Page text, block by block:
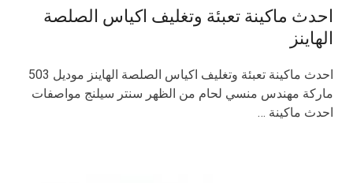
احدث ماكينة تعبئة وتغليف اكياس الصلصة
الهاينز
احدث ماكينة تعبئة وتغليف اكياس الصلصة الهاينز موديل 503
ماركة مهندس منسي لحام من الظهر سنتر سيلنج مواصفات
احدث ماكينة …